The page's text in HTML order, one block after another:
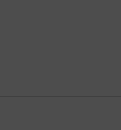
subsidiary Siemens